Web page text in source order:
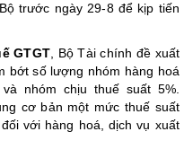
trước ngày 29-8 để kịp tiến
GTGT, Bộ Tài chính đề xuất
bớt số lượng nhóm hàng hoá
nhóm chịu thuế suất 5%.
cơ bản một mức thuế suất
với hàng hoá, dịch vụ xuất